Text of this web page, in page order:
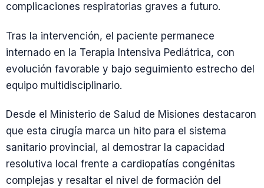
complicaciones respiratorias graves a futuro.
Tras la intervención, el paciente permanece
internado en la Terapia Intensiva Pediátrica, con
evolución favorable y bajo seguimiento estrecho del
equipo multidisciplinario.
Desde el Ministerio de Salud de Misiones destacaron
que esta cirugía marca un hito para el sistema
sanitario provincial, al demostrar la capacidad
resolutiva local frente a cardiopatías congénitas
complejas y resaltar el nivel de formación del